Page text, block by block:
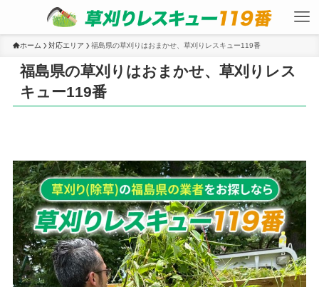
ホーム 対応エリア 福島県の草刈りはおまかせ、草刈りレスキュー119番
福島県の草刈りはおまかせ、草刈りレス
キュー119番